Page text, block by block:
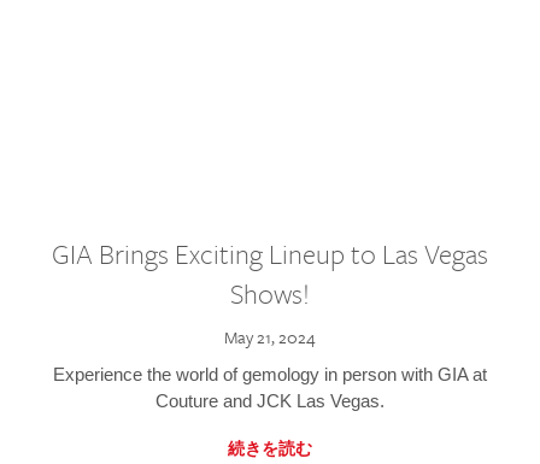
GIA Brings Exciting Lineup to Las Vegas
Shows!
May 21, 2024
Experience the world of gemology in person with GIA at
Couture and JCK Las Vegas.
続きを読む